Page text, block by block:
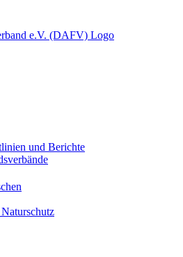
und Berichte